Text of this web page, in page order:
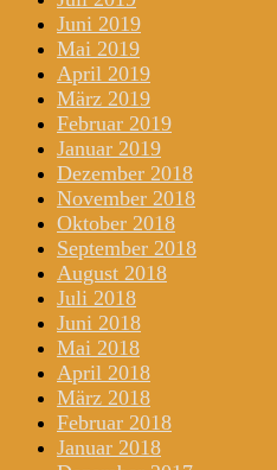
Juni 2019
Mai 2019
April 2019
März 2019
Februar 2019
Januar 2019
Dezember 2018
November 2018
Oktober 2018
September 2018
August 2018
Juli 2018
Juni 2018
Mai 2018
April 2018
März 2018
Februar 2018
Januar 2018